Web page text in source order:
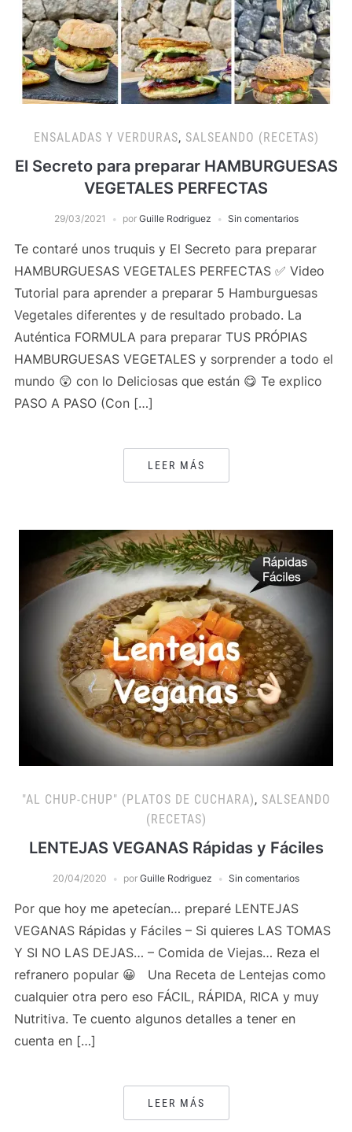
ENSALADAS Y VERDURAS, SALSEANDO (RECETAS)
El Secreto para preparar HAMBURGUESAS
VEGETALES PERFECTAS
29/03/2021 por Guille Rodriguez Sin comentarios
Te contaré unos truquis y El Secreto para preparar
HAMBURGUESAS VEGETALES PERFECTAS ✅ Video
Tutorial para aprender a preparar 5 Hamburguesas
Vegetales diferentes y de resultado probado. La
Auténtica FORMULA para preparar TUS PRÓPIAS
HAMBURGUESAS VEGETALES y sorprender a todo el
mundo 😲 con lo Deliciosas que están 😋 Te explico
PASO A PASO (Con […]
LEER MÁS
"AL CHUP-CHUP" (PLATOS DE CUCHARA), SALSEANDO
(RECETAS)
LENTEJAS VEGANAS Rápidas y Fáciles
20/04/2020 por Guille Rodriguez Sin comentarios
Por que hoy me apetecían… preparé LENTEJAS
VEGANAS Rápidas y Fáciles – Si quieres LAS TOMAS
Y SI NO LAS DEJAS… – Comida de Viejas… Reza el
refranero popular 😀 Una Receta de Lentejas como
cualquier otra pero eso FÁCIL, RÁPIDA, RICA y muy
Nutritiva. Te cuento algunos detalles a tener en
cuenta en […]
LEER MÁS